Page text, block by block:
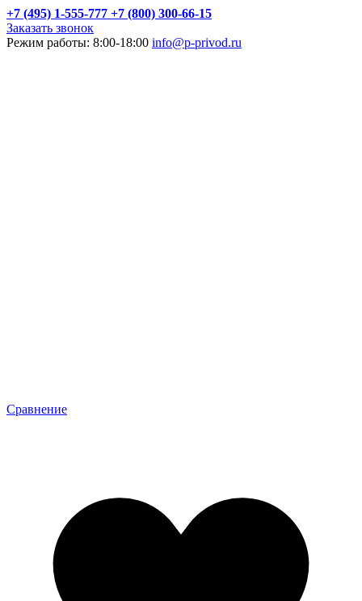
+7 (495) 1-555-777 +7 (800) 300-66-15
Заказать звонок
Режим работы: 8:00-18:00 info@p-privod.ru
Сравнение